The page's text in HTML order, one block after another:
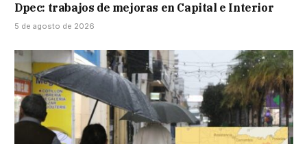
Dpec: trabajos de mejoras en Capital e Interior
5 de agosto de 2026